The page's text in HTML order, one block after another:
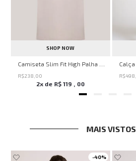
SHOP NOW
R$238 00
2x de R$ 119 , 00
R$498
MAIS VISTOS
-40%